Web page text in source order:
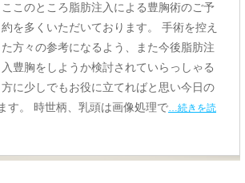
ここのところ脂肪注入による豊胸術のご予
約を多くいただいております。 手術を控え
た方々の参考になるよう、また今後脂肪注
入豊胸をしようか検討されていらっしゃる
方に少しでもお役に立てればと思い今日の
す。 時世柄、乳頭は画像処理で…続きを読